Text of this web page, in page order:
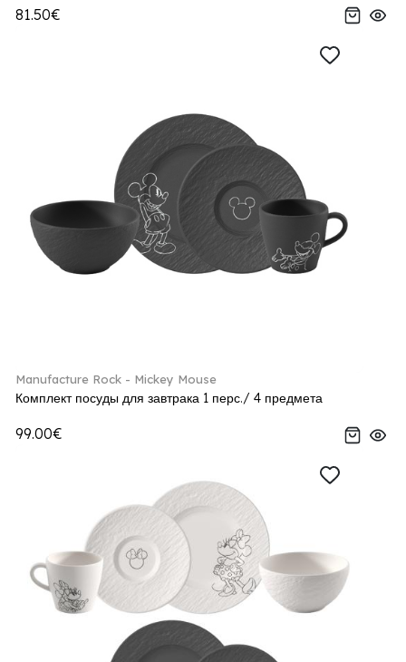
81.50€
Manufacture Rock - Mickey Mouse
Комплект посуды для завтрака 1 перс./ 4 предмета
99.00€